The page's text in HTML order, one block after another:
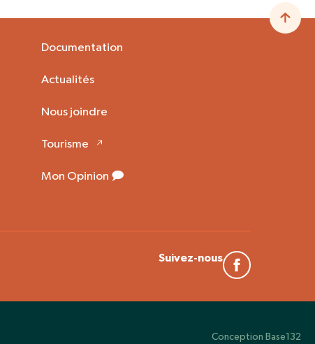
Documentation
Actualités
Nous joindre
Tourisme
Mon Opinion 🗩
Suivez-nous
Conception Base132